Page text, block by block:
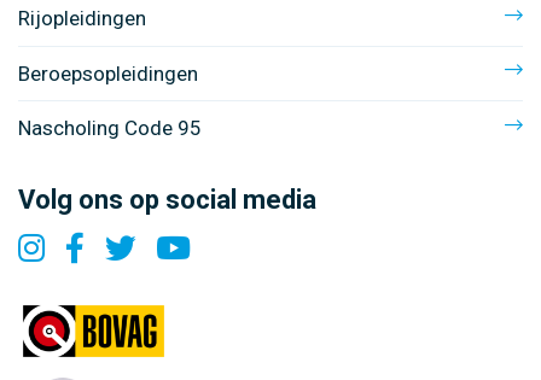
Rijopleidingen
Beroepsopleidingen
Nascholing Code 95
Volg ons op social media